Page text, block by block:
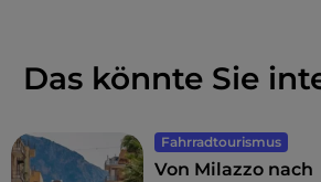
Das könnte Sie
Fahrradtourismus
Von Milazzo nach